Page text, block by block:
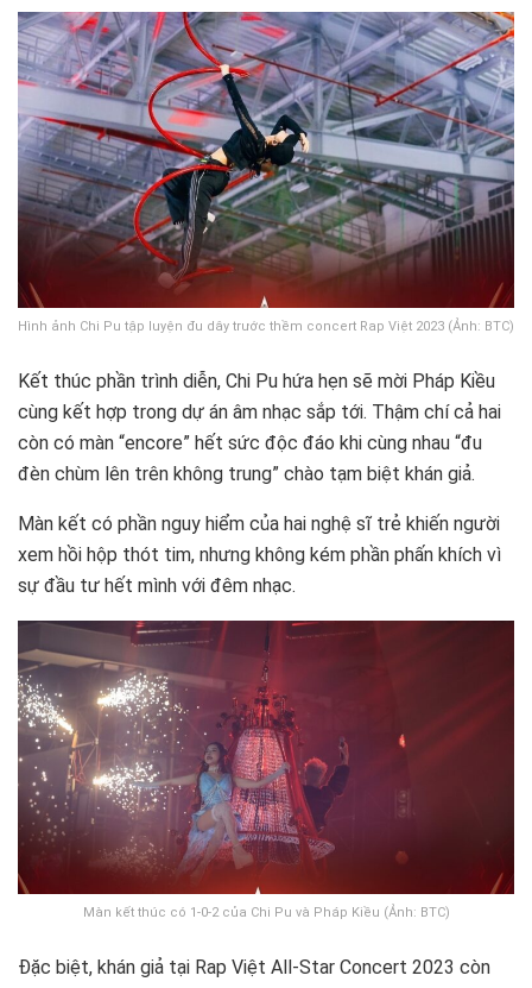
Hình ảnh Chi Pu tập luyện đu dây trước thềm concert Rap Việt 2023 (Ảnh: BTC)
Kết thúc phần trình diễn, Chi Pu hứa hẹn sẽ mời Pháp Kiều
cùng kết hợp trong dự án âm nhạc sắp tới. Thậm chí cả hai
còn có màn “encore” hết sức độc đáo khi cùng nhau “đu
đèn chùm lên trên không trung” chào tạm biệt khán giả.
Màn kết có phần nguy hiểm của hai nghệ sĩ trẻ khiến người
xem hồi hộp thót tim, nhưng không kém phần phấn khích vì
sự đầu tư hết mình với đêm nhạc.
Màn kết thúc có 1-0-2 của Chi Pu và Pháp Kiều (Ảnh: BTC)
Đặc biệt, khán giả tại Rap Việt All-Star Concert 2023 còn